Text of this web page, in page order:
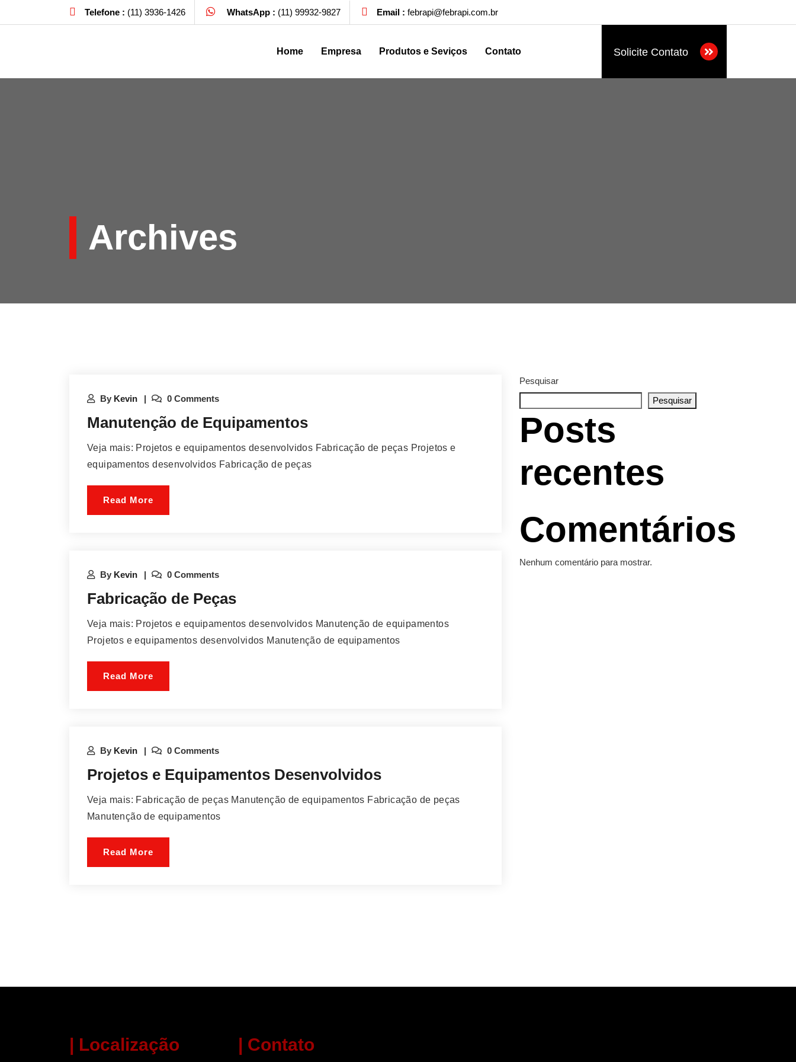
Telefone : (11) 3936-1426 WhatsApp : (11) 99932-9827 Email : febrapi@febrapi.com.br
Home Empresa Produtos e Seviços Contato Solicite Contato
Archives
By Kevin 0 Comments
Manutenção de Equipamentos
Veja mais: Projetos e equipamentos desenvolvidos Fabricação de peças Projetos e
equipamentos desenvolvidos Fabricação de peças
Read More
By Kevin 0 Comments
Fabricação de Peças
Veja mais: Projetos e equipamentos desenvolvidos Manutenção de equipamentos
Projetos e equipamentos desenvolvidos Manutenção de equipamentos
Read More
By Kevin 0 Comments
Projetos e Equipamentos Desenvolvidos
Veja mais: Fabricação de peças Manutenção de equipamentos Fabricação de peças
Manutenção de equipamentos
Read More
Pesquisar
Pesquisar
Posts
recentes
Comentários
Nenhum comentário para mostrar.
| Localização | Contato